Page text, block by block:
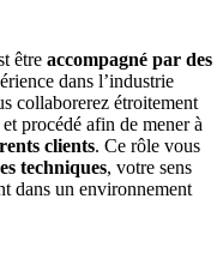
être accompagné par des
dans l’industrie
collaborerez étroitement
procédé afin de mener à
clients. Ce rôle vous
techniques, votre sens
dans un environnement